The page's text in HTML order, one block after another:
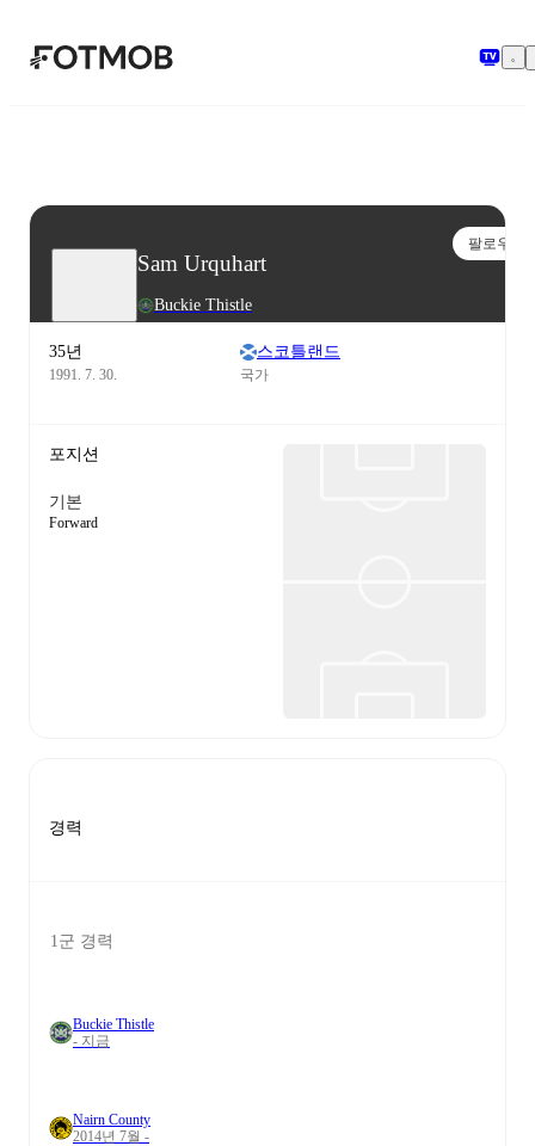
본문으로 건너뛰기
Sam Urquhart
Buckie Thistle
팔로우
35년
1991. 7. 30.
스코틀랜드
국가
포지션
기본
Forward
경력
1군 경력
Buckie Thistle
- 지금
Nairn County
2014년 7월 -